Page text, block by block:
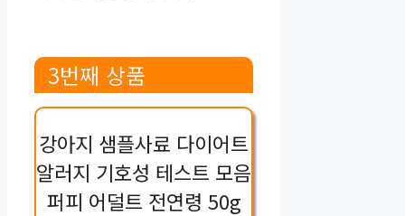
3번째 상품
강아지 샘플사료 다이어트
알러지 기호성 테스트 모음
퍼피 어덜트 전연령 50g